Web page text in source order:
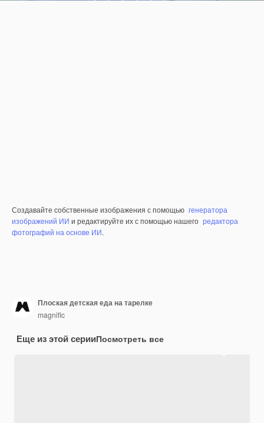
Создавайте собственные изображения с помощью генератора
изображений ИИ и редактируйте их с помощью нашего редактора
фотографий на основе ИИ.
Плоская детская еда на тарелке
magnific
Еще из этой серииПосмотреть все